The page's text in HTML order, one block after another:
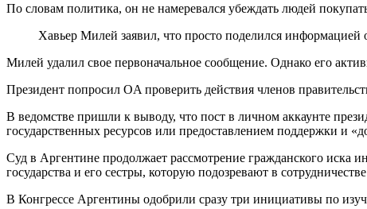
По словам политика, он не намеревался убеждать людей
Хавьер Милей заявил, что просто поделился информацией
Милей удалил свое первоначальное сообщение. Однако его
Президент попросил OA проверить действия членов
В ведомстве пришли к выводу, что пост в личном аккаунте
государственных ресурсов или предоставлением поддержки и
Суд в Аргентине продолжает рассмотрение гражданского иска
государства и его сестры, которую подозревают в
В Конгрессе Аргентины одобрили сразу три инициативы по